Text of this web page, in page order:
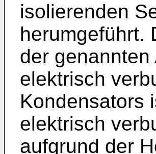
isolierenden
herumgeführt.
der
elektrisch
Kondensators
elektrisch
aufgrund der